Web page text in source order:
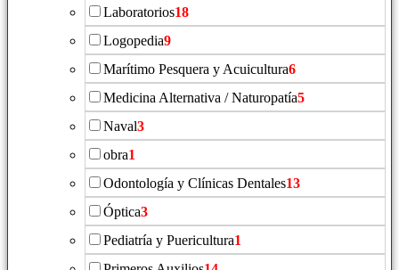
Laboratorios18
Logopedia9
Marítimo Pesquera y Acuicultura6
Medicina Alternativa / Naturopatía5
Naval3
obra1
Odontología y Clínicas Dentales13
Óptica3
Pediatría y Puericultura1